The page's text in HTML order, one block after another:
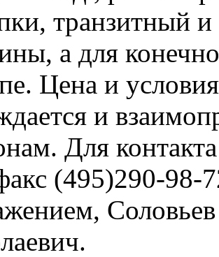
транзитный
а для
Цена и
и
Для
(495)290-98-